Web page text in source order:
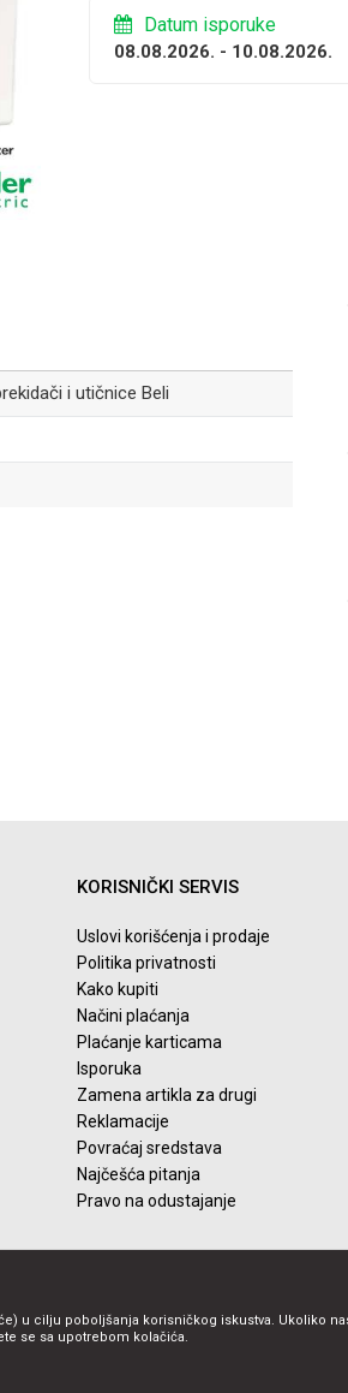
Datum isporuke
08.08.2026. - 10.08.2026.
i utičnice Beli
Easy Styl
Slepi modul
1M beli
KORISNIČKI SERVIS
Uslovi korišćenja i prodaje
Politika privatnosti
Kako kupiti
Načini plaćanja
Plaćanje karticama
Isporuka
Zamena artikla za drugi
Reklamacije
Povraćaj sredstava
Najčešća pitanja
Pravo na odustajanje
u cilju poboljšanja korisničkog iskustva. Ukoliko
se sa upotrebom kolačića.